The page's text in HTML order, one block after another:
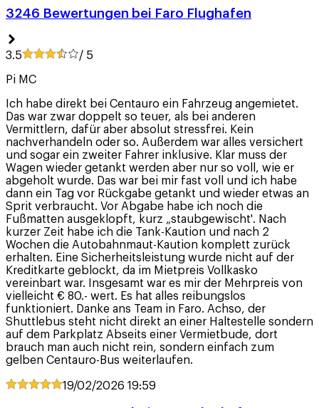
3246 Bewertungen bei Faro Flughafen
3.5 / 5
Pi MC
Ich habe direkt bei Centauro ein Fahrzeug angemietet.
Das war zwar doppelt so teuer, als bei anderen
Vermittlern, dafür aber absolut stressfrei. Kein
nachverhandeln oder so. Außerdem war alles versichert
und sogar ein zweiter Fahrer inklusive. Klar muss der
Wagen wieder getankt werden aber nur so voll, wie er
abgeholt wurde. Das war bei mir fast voll und ich habe
dann ein Tag vor Rückgabe getankt und wieder etwas an
Sprit verbraucht. Vor Abgabe habe ich noch die
Fußmatten ausgeklopft, kurz „staubgewischt'. Nach
kurzer Zeit habe ich die Tank-Kaution und nach 2
Wochen die Autobahnmaut-Kaution komplett zurück
erhalten. Eine Sicherheitsleistung wurde nicht auf der
Kreditkarte geblockt, da im Mietpreis Vollkasko
vereinbart war. Insgesamt war es mir der Mehrpreis von
vielleicht € 80.- wert. Es hat alles reibungslos
funktioniert. Danke ans Team in Faro. Achso, der
Shuttlebus steht nicht direkt an einer Haltestelle sondern
auf dem Parkplatz Abseits einer Vermietbude, dort
brauch man auch nicht rein, sondern einfach zum
gelben Centauro-Bus weiterlaufen.
19/02/2026 19:59